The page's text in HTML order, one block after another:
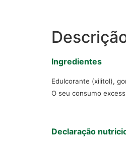
Ingredientes
Edulcorante (xilitol),
O seu consumo
Declaração